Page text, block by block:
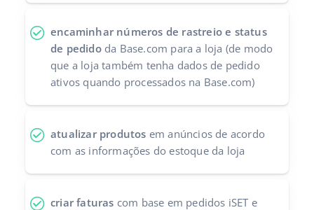
encaminhar números de rastreio e status
de pedidoda Base.com para a loja (de modo
que a loja também tenha dados de pedido
ativos quando processados ​​na Base.com)
atualizar produtos em anúncios de acordo
com as informações do estoque da loja
criar faturas com base em pedidos iSET e